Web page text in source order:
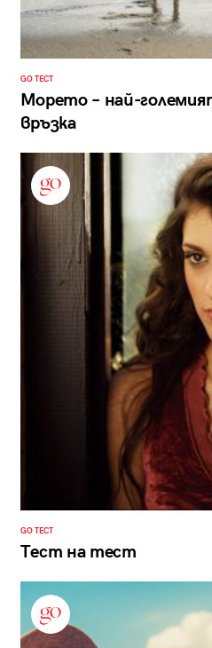
GO ТЕСТ
Морето – най-
връзка
GO ТЕСТ
Тест на тест